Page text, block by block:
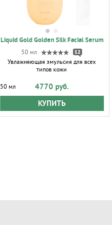
Liquid Gold Golden Silk Facial Serum
50 мл 12
Увлажняющая эмульсия для всех
типов кожи
50 мл
4770 руб.
КУПИТЬ